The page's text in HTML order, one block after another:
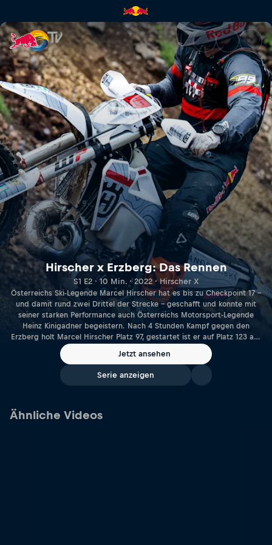
Hirscher x Erzberg: Das
Hirscher x Erzberg: Das Rennen
S1 E2 · 10 Min. · 2022 · Hirscher X
Österreichs Ski-Legende Marcel Hirscher hat es bis zu Checkpoint 17 –
und damit rund zwei Drittel der Strecke – geschafft und konnte mit
seiner starken Performance auch Österreichs Motorsport-Legende
Heinz Kinigadner begeistern. Nach 4 Stunden Kampf gegen den
Erzberg holt Marcel Hirscher Platz 97, gestartet ist er auf Platz 123 aus
Jetzt ansehen
Serie anzeigen
Ähnliche Videos